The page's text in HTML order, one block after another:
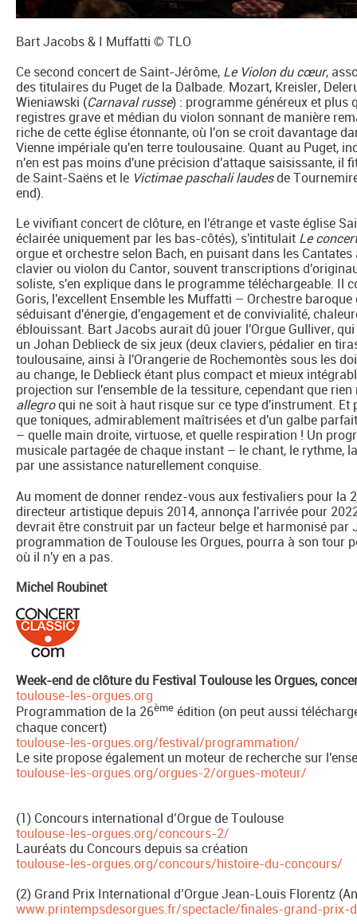
Bart Jacobs & I Muffatti © TLO
Ce second concert de Saint-Jérôme, Le Violon du cœur,
des titulaires du Puget de la Dalbade. Mozart, Kreisler,
Wieniawski (Carnaval russe) : programme généreux et plus
registres grave et médian du violon sonnant de manière
riche de cette église étonnante, où l'on se croit davantage
Vienne impériale qu'en terre toulousaine. Quant au Puget,
n'en est pas moins d'une précision d'attaque saisissante, il
de Saint-Saëns et le Victimae paschali laudesde
end).
Le vivifiant concert de clôture, en l'étrange et vaste église
éclairée uniquement par les bas-côtés), s'intitulait Le
orgue et orchestre selon Bach, en puisant dans les
clavier ou violon du Cantor, souvent transcriptions
soliste, s'en explique dans le programme téléchargeable. Il
Goris, l'excellent Ensemble les Muffatti – Orchestre
séduisant d'énergie, d'engagement et de convivialité,
éblouissant. Bart Jacobs aurait dû jouer l'Orgue Gulliver,
un Johan Deblieck de six jeux (deux claviers, pédalier en
toulousaine, ainsi à l'Orangerie de Rochemontès sous les
au change, le Deblieck étant plus compact et mieux
projection sur l'ensemble de la tessiture, cependant que
allegroqui ne soit à haut risque sur ce type d'instrument.
que toniques, admirablement maîtrisées et d'un galbe
– quelle main droite, virtuose, et quelle respiration ! Un
musicale partagée de chaque instant – le chant, le rythme,
par une assistance naturellement conquise.
Au moment de donner rendez-vous aux festivaliers pour la
directeur artistique depuis 2014, annonça l'arrivée pour
devrait être construit par un facteur belge et harmonisé par
programmation de Toulouse les Orgues, pourra à son tour
où il n'y en a pas.
Michel Roubinet
Week-end de clôture du Festival Toulouse les Orgues,
toulouse-les-orgues.org
Programmation de la 26ème édition (on peut aussi
chaque concert)
toulouse-les-orgues.org/festival/programmation/
Le site propose également un moteur de recherche sur
toulouse-les-orgues.org/orgues-2/orgues-moteur/
(1) Concours international d’Orgue de Toulouse
toulouse-les-orgues.org/concours-2/
Lauréats du Concours depuis sa création
toulouse-les-orgues.org/concours/histoire-du-concours/
(2) Grand Prix International d’Orgue Jean-Louis Florentz
www.printempsdesorgues.fr/spectacle/finales-grand-